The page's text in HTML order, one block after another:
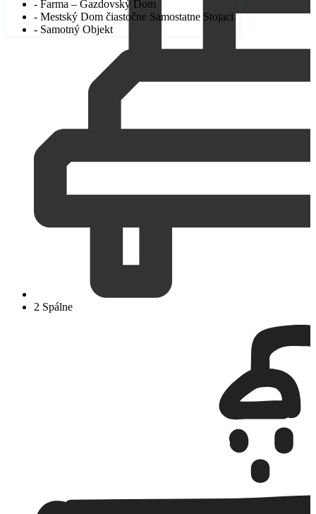
- Farma – Gazdovský Dom
- Mestský Dom čiastočne Samostatne Stojaci
- Samotný Objekt
2 Spálne